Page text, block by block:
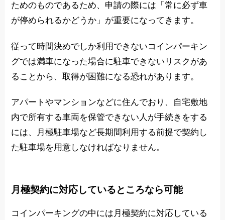
ためのものであるため、申請の際には「常に必ず車
が停められるかどうか」が重要になってきます。
従って時間決めでしか利用できないコインパーキン
グでは満車になった場合に駐車できないリスクがあ
ることから、取得が困難になる恐れがあります。
アパートやマンションなどに住んでおり、自宅敷地
内で所有する車両を保管できない人が手続きをする
には、月極駐車場など長期間利用する前提で契約し
た駐車場を用意しなければなりません。
月極契約に対応しているところなら可能
コインパーキングの中には月極契約に対応している